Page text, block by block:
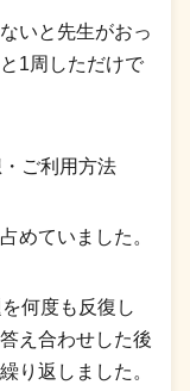
いと先生がおっ
1周しただけで
ご利用方法
めていました。
何度も反復し
え合わせした後
り返しました。